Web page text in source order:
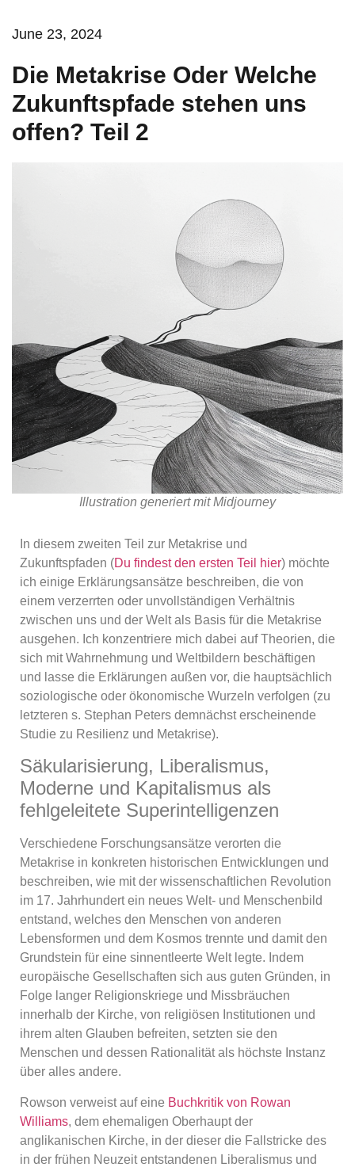
June 23, 2024
Die Metakrise Oder Welche
Zukunftspfade stehen uns
offen? Teil 2
Illustration generiert mit Midjourney
In diesem zweiten Teil zur Metakrise und
Zukunftspfaden (Du findest den ersten Teil hier) möchte
ich einige Erklärungsansätze beschreiben, die von
einem verzerrten oder unvollständigen Verhältnis
zwischen uns und der Welt als Basis für die Metakrise
ausgehen. Ich konzentriere mich dabei auf Theorien, die
sich mit Wahrnehmung und Weltbildern beschäftigen
und lasse die Erklärungen außen vor, die hauptsächlich
soziologische oder ökonomische Wurzeln verfolgen (zu
letzteren s. Stephan Peters demnächst erscheinende
Studie zu Resilienz und Metakrise).
Säkularisierung, Liberalismus,
Moderne und Kapitalismus als
fehlgeleitete Superintelligenzen
Verschiedene Forschungsansätze verorten die
Metakrise in konkreten historischen Entwicklungen und
beschreiben, wie mit der wissenschaftlichen Revolution
im 17. Jahrhundert ein neues Welt- und Menschenbild
entstand, welches den Menschen von anderen
Lebensformen und dem Kosmos trennte und damit den
Grundstein für eine sinnentleerte Welt legte. Indem
europäische Gesellschaften sich aus guten Gründen, in
Folge langer Religionskriege und Missbräuchen
innerhalb der Kirche, von religiösen Institutionen und
ihrem alten Glauben befreiten, setzten sie den
Menschen und dessen Rationalität als höchste Instanz
über alles andere.
Rowson verweist auf eine Buchkritik von Rowan
Williams, dem ehemaligen Oberhaupt der
anglikanischen Kirche, in der dieser die Fallstricke des
in der frühen Neuzeit entstandenen Liberalismus und